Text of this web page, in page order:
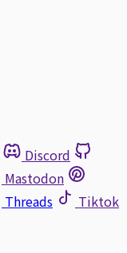
Discord
Mastodon
Threads
Tiktok